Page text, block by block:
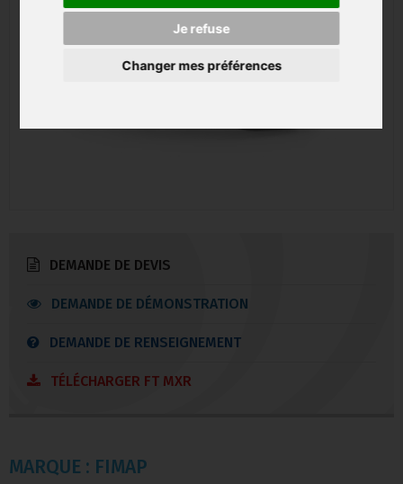
Je refuse
Changer mes préférences
DEMANDE DE DEVIS
DEMANDE DE DÉMONSTRATION
DEMANDE DE RENSEIGNEMENT
TÉLÉCHARGER FT MXR
MARQUE : FIMAP